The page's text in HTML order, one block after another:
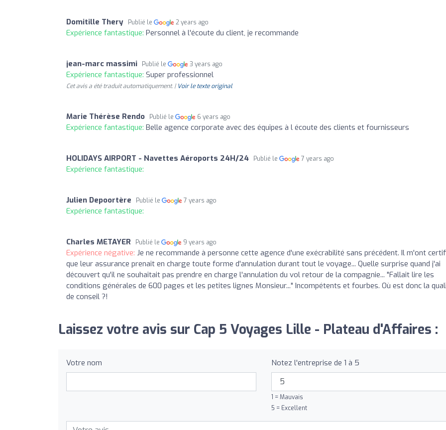
Domitille Thery Publié le 2 years ago
Expérience fantastique: Personnel à l'écoute du client, je recommande
jean-marc massimi Publié le 3 years ago
Expérience fantastique: Super professionnel
Cet avis a été traduit automatiquement. | Voir le texte original
Marie Thérèse Rendo Publié le 6 years ago
Expérience fantastique: Belle agence corporate avec des équipes à l écoute des clients et fournisseurs
HOLIDAYS AIRPORT - Navettes Aéroports 24H/24 Publié le 7 years ago
Expérience fantastique:
Julien Depoortère Publié le 7 years ago
Expérience fantastique:
Charles METAYER Publié le 9 years ago
Expérience négative: Je ne recommande à personne cette agence d'une exécrabilité sans précédent. Il m'ont
que leur assurance prenait en charge toute forme d'annulation durant tout le voyage... Quelle surprise quand j'ai
découvert qu'il ne souhaitait pas prendre en charge l'annulation du vol retour de la compagnie... "Fallait lire les
conditions générales de 600 pages et les petites lignes Monsieur..." Incompétents et fourbes. Où est donc la
de conseil ?!
Laissez votre avis sur Cap 5 Voyages Lille - Plateau d'Affaires :
Votre nom Notez l'entreprise de 1 à 5
1 = Mauvais
5 = Excellent